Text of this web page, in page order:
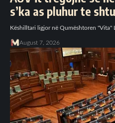
s’ka as pluhur te
Këshilltari ligjor në Qumështoren "Vita"
August 7, 2026